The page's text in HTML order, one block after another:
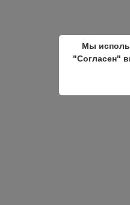
Мы
"Согласен"